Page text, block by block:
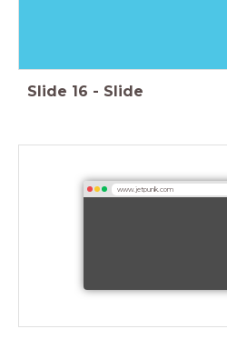
Slide 16 - Slide
www.jetpunk.com